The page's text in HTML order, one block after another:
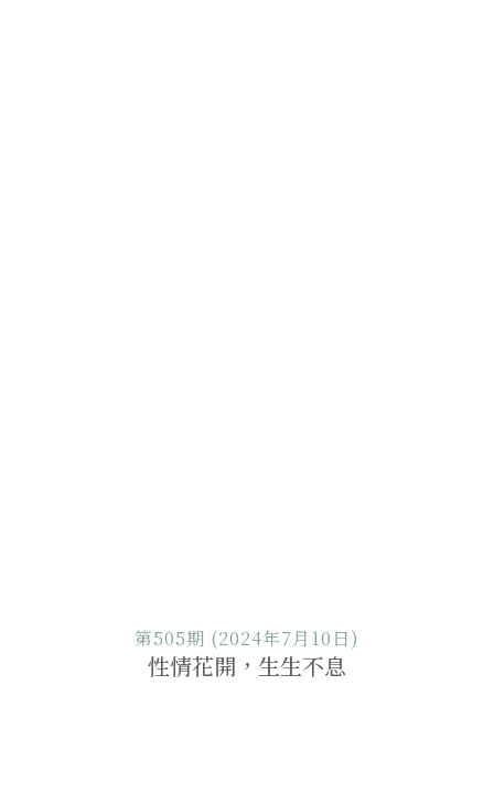
第505期 (2024年7月10日)
性情花開，生生不息